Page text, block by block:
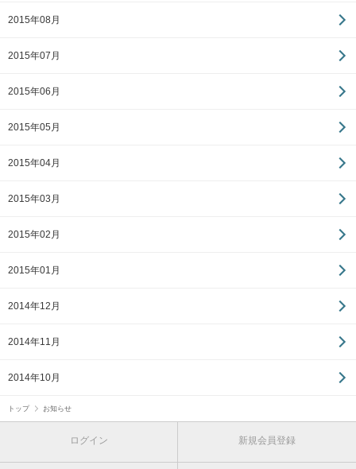
2015年08月
2015年07月
2015年06月
2015年05月
2015年04月
2015年03月
2015年02月
2015年01月
2014年12月
2014年11月
2014年10月
トップ お知らせ
ログイン 新規会員登録